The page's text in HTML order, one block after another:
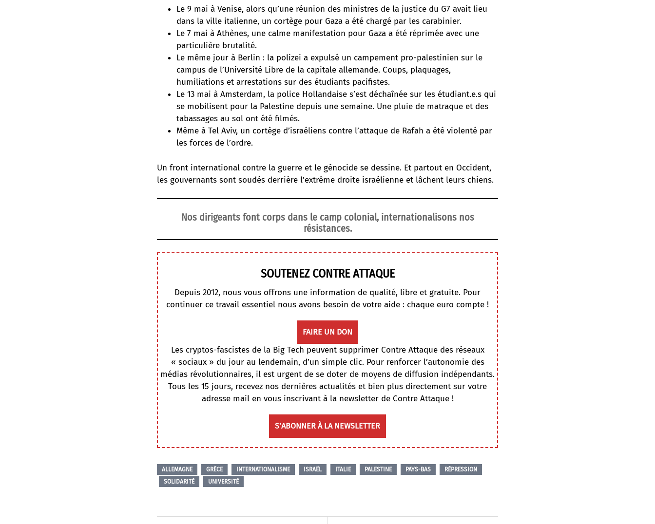
Le 9 mai à Venise, alors qu’une réunion des ministres de la justice du G7 avait lieu
dans la ville italienne, un cortège pour Gaza a été chargé par les carabinier.
Le 7 mai à Athènes, une calme manifestation pour Gaza a été réprimée avec une
particulière brutalité.
Le même jour à Berlin : la polizei a expulsé un campement pro-palestinien sur le
campus de l’Université Libre de la capitale allemande. Coups, plaquages,
humiliations et arrestations sur des étudiants pacifistes.
Le 13 mai à Amsterdam, la police Hollandaise s’est déchaînée sur les étudiant.e.s qui
se mobilisent pour la Palestine depuis une semaine. Une pluie de matraque et des
tabassages au sol ont été filmés.
Même à Tel Aviv, un cortège d’israéliens contre l’attaque de Rafah a été violenté par
les forces de l’ordre.
Un front international contre la guerre et le génocide se dessine. Et partout en Occident,
les gouvernants sont soudés derrière l’extrême droite israélienne et lâchent leurs chiens.
Nos dirigeants font corps dans le camp colonial, internationalisons nos
résistances.
SOUTENEZ CONTRE ATTAQUE
Depuis 2012, nous vous offrons une information de qualité, libre et gratuite. Pour
continuer ce travail essentiel nous avons besoin de votre aide : chaque euro compte !
FAIRE UN DON
Les cryptos-fascistes de la Big Tech peuvent supprimer Contre Attaque des réseaux
« sociaux » du jour au lendemain, d’un simple clic. Pour renforcer l’autonomie des
médias révolutionnaires, il est urgent de se doter de moyens de diffusion indépendants.
Tous les 15 jours, recevez nos dernières actualités et bien plus directement sur votre
adresse mail en vous inscrivant à la newsletter de Contre Attaque !
S’ABONNER À LA NEWSLETTER
ALLEMAGNE GRÈCE INTERNATIONALISME ISRAËL ITALIE PALESTINE PAYS-BAS
RÉPRESSION
SOLIDARITÉ
UNIVERSITÉ